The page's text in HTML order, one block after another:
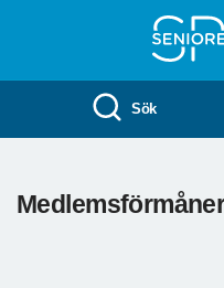
Sök